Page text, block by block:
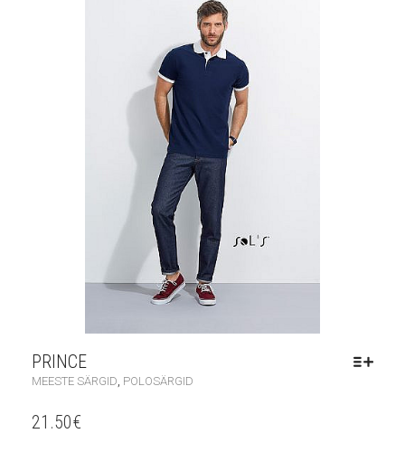
PRINCE
MEESTE SÄRGID, POLOSÄRGID
21.50€